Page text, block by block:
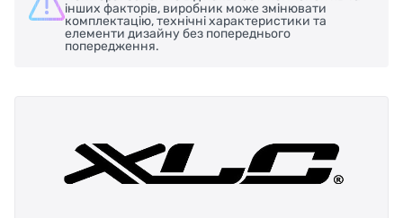
інших факторів, виробник може змінювати
комплектацію, технічні характеристики та
елементи дизайну без попереднього
попередження.